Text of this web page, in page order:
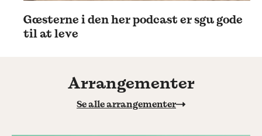
Gæsterne i den her podcast er sgu gode
til at leve
Arrangementer
Se alle arrangementer